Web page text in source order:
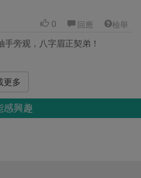
0 回應 檢舉
旁观，八字眉正契弟！
更多
感興趣